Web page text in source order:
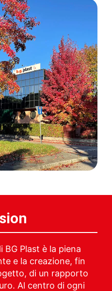
BG Plast è la piena
e la creazione, fin
di un rapporto
Al centro di ogni